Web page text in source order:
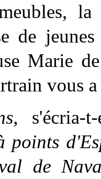
la
de
Marie
vous
, s'écria-
points
de